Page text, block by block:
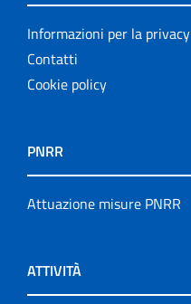
Informazioni per la privacy
Contatti
Cookie policy
PNRR
Attuazione misure PNRR
ATTIVITÀ